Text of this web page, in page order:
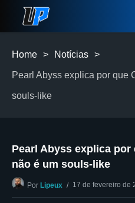
Home > Notícias >
Pearl Abyss explica por que
souls-like
Pearl Abyss explica
não é um souls-like
Por Lipeux 17 de fevereiro de